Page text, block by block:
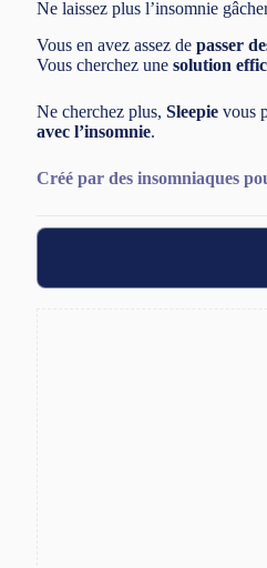
Ne laissez plus l’insomnie
Vous en avez assez de passer
Vous cherchez une solution
Ne cherchez plus, Sleepievous
avec l’insomnie.
Créé par des insomniaques